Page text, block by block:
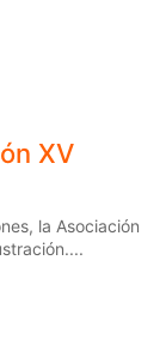
XV
la Asociación